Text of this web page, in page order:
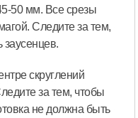
50 мм. Все срезы
Следите за тем,
заусенцев.
скруглений
за тем, чтобы
не должна быть